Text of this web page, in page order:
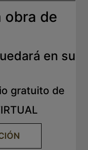
obra de
en su
gratuito de